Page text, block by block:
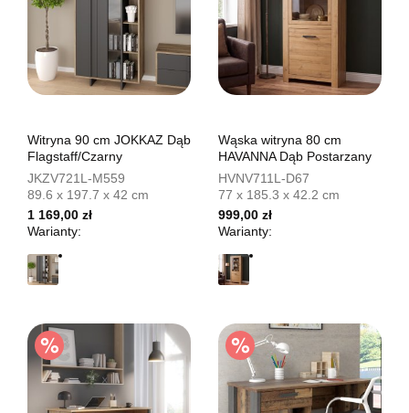
Witryna 90 cm JOKKAZ Dąb
Flagstaff/Czarny
JKZV721L-M559
89.6 x 197.7 x 42 cm
1 169,00 zł
Warianty:
Wąska witryna 80 cm
HAVANNA Dąb Postarzany
HVNV711L-D67
77 x 185.3 x 42.2 cm
999,00 zł
Warianty: